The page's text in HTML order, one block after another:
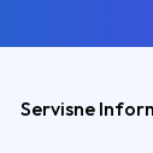
Servisne